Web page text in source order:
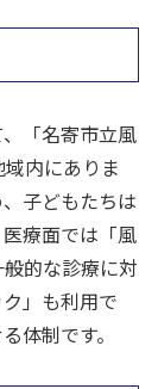
「名寄市立風
内にありま
子どもたちは
療面では「風
的な診療に対
」も利用で
体制です。